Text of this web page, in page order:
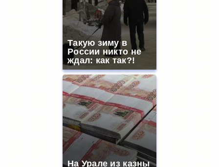
Такую зиму в
России никто не
ждал: как так?!
На Урале из казны